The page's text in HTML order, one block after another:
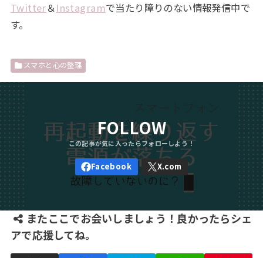
Twitter＆Instagramで当たり障りのない情報発信中で
す。
スマホと心の整理
FOLLOW
またここでお会いしましょう！良かったらシェ
アで応援してね。